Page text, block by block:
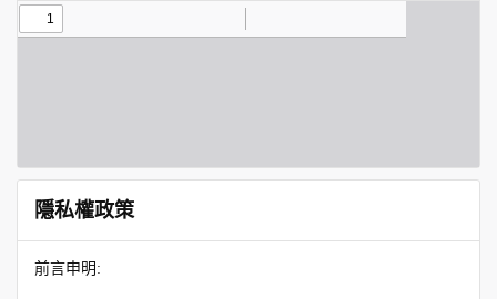
隱私權政策
前言申明: